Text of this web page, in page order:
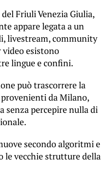
Friuli Venezia Giulia,
appare legata a un
livestream, community
video esistono
lingue e confini.
può trascorrere la
da Milano,
senza percepire nulla di
secondo algoritmi e
le vecchie strutture della